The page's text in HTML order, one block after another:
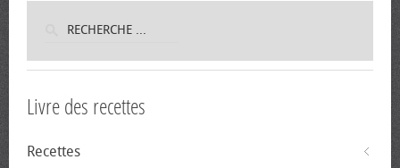
Livre des recettes
Recettes